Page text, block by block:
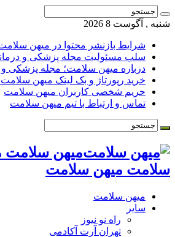
شنبه , آگوست 8 2026
شرایط بازنشر محتوا در میهن
سلب مسئولیت مجله پزشکی و
درباره میهن سلامت؛ مجله پزشکی
خرید رپورتاژ و بک لینک میهن سلامت
حریم شخصی کاربران میهن سلامت
تماس و ارتباط با تیم میهن سلامت
میهن سلامت
سلامت میهن سلامت
میهن سلامت
سایر
راه نو نیوز
تهران آرت آکادمی